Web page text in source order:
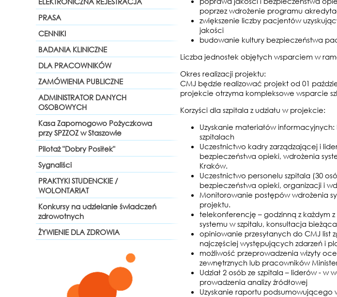
PRASA
CENNIKI
BADANIA KLINICZNE
DLA PRACOWNIKÓW
ZAMÓWIENIA PUBLICZNE
ADMINISTRATOR DANYCH
OSOBOWYCH
Kasa Zapomogowo Pożyczkowa
przy SPZZOZ w Staszowie
Pilotaż "Dobry Posiłek"
Sygnaliści
PRAKTYKI STUDENCKIE /
WOLONTARIAT
Konkursy na udzielanie świadczeń
zdrowotnych
ŻYWIENIE DLA ZDROWIA
poprzez wdrożenie programu
zwiększenie liczby pacjentów
jakości
budowanie kultury bezpieczeństwa
Liczba jednostek objętych wsparciem w
Okres realizacji projektu:
CMJ będzie realizować projekt od 01
projekcie otrzyma kompleksowe wsparcie
Korzyści dla szpitala z udziału w projekcie:
Uzyskanie materiałów
szpitalach
Uczestnictwo kadry zarządzającej i
bezpieczeństwa opieki, wdrożenia
Kraków.
Uczestnictwo personelu szpitala (30
bezpieczeństwa opieki, organizacji i
Monitorowanie postępów wdrożenia
projektu.
telekonferencję – godzinną z każdym
systemu w szpitalu, konsultacja
opiniowanie przesyłanych do CMJ list
najczęściej występujących zdarzeń i
możliwość przeprowadzenia wizyty
zewnętrznych lub pracowników
Udział 2 osób ze szpitala – liderów -
prowadzenia analizy źródłowej
Uzyskanie raportu podsumowującego